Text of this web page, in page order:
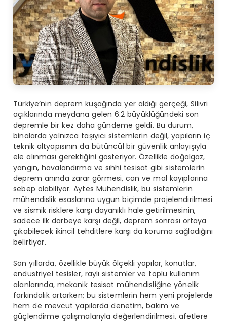
Türkiye’nin deprem kuşağında yer aldığı gerçeği, Silivri
açıklarında meydana gelen 6.2 büyüklüğündeki son
depremle bir kez daha gündeme geldi. Bu durum,
binalarda yalnızca taşıyıcı sistemlerin değil, yapıların iç
teknik altyapısının da bütüncül bir güvenlik anlayışıyla
ele alınması gerektiğini gösteriyor. Özellikle doğalgaz,
yangın, havalandırma ve sıhhi tesisat gibi sistemlerin
deprem anında zarar görmesi, can ve mal kayıplarına
sebep olabiliyor. Aytes Mühendislik, bu sistemlerin
mühendislik esaslarına uygun biçimde projelendirilmesi
ve sismik risklere karşı dayanıklı hale getirilmesinin,
sadece ilk darbeye karşı değil, deprem sonrası ortaya
çıkabilecek ikincil tehditlere karşı da koruma sağladığını
belirtiyor.
Son yıllarda, özellikle büyük ölçekli yapılar, konutlar,
endüstriyel tesisler, raylı sistemler ve toplu kullanım
alanlarında, mekanik tesisat mühendisliğine yönelik
farkındalık artarken; bu sistemlerin hem yeni projelerde
hem de mevcut yapılarda denetim, bakım ve
güçlendirme çalışmalarıyla değerlendirilmesi, afetlere